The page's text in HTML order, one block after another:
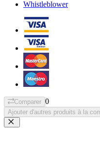
Whistleblower
Comparer 0
Ajouter d'autres produits à la